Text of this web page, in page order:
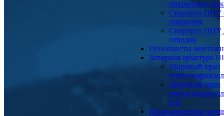
покрытием
Скорлупа ППУ
покрытия
Скорлупа ППУ
отводов
Пенопакеты
Запорная арматура
Шаровый кран
Шаровый кран
ОЦ
Промышленные